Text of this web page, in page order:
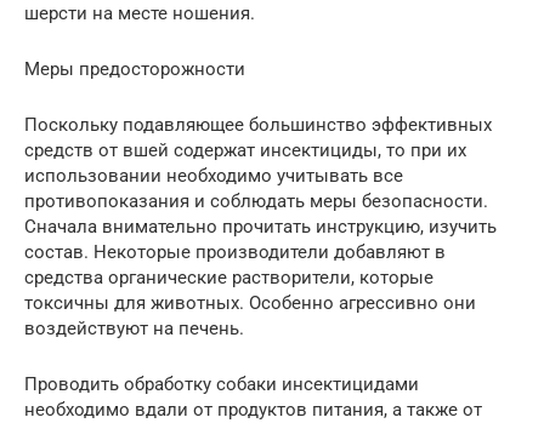
шерсти на месте ношения.
Меры предосторожности
Поскольку подавляющее большинство эффективных
средств от вшей содержат инсектициды, то при их
использовании необходимо учитывать все
противопоказания и соблюдать меры безопасности.
Сначала внимательно прочитать инструкцию, изучить
состав. Некоторые производители добавляют в
средства органические растворители, которые
токсичны для животных. Особенно агрессивно они
воздействуют на печень.
Проводить обработку собаки инсектицидами
необходимо вдали от продуктов питания, а также от